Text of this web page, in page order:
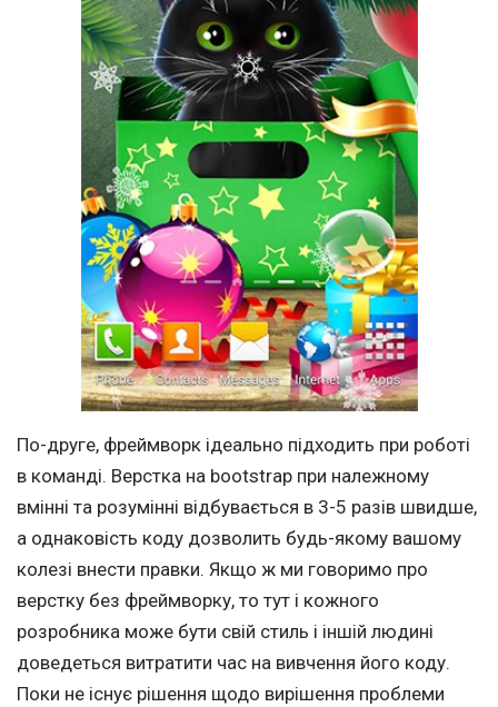
По-друге, фреймворк ідеально підходить при роботі
в команді. Верстка на bootstrap при належному
вмінні та розумінні відбувається в 3-5 разів швидше,
а однаковість коду дозволить будь-якому вашому
колезі внести правки. Якщо ж ми говоримо про
верстку без фреймворку, то тут і кожного
розробника може бути свій стиль і іншій людині
доведеться витратити час на вивчення його коду.
Поки не існує рішення щодо вирішення проблеми